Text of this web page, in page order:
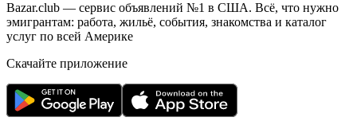
Bazar.club — сервис объявлений №1 в США. Всё, что нужно
эмигрантам: работа, жильё, события, знакомства и каталог
услуг по всей Америке
Скачайте приложение